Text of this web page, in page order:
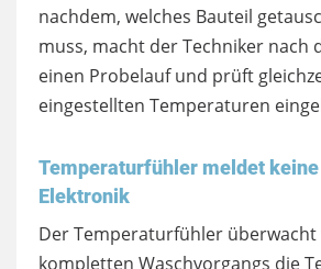
nachdem, welches Bauteil
muss, macht der Techniker nach
einen Probelauf und prüft
eingestellten Temperaturen
Temperaturfühler meldet
Elektronik
Der Temperaturfühler überwacht
kompletten Waschvorgangs die